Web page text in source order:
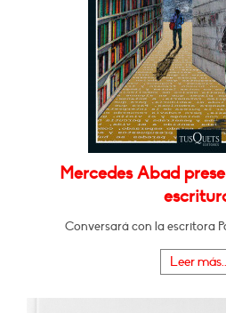
Mercedes Abad
Conversará con la escritora
Leer